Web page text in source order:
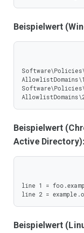
Beispielwert
Beispielwert
Active Directory):
line 1 =
line 2 =
Beispielwert